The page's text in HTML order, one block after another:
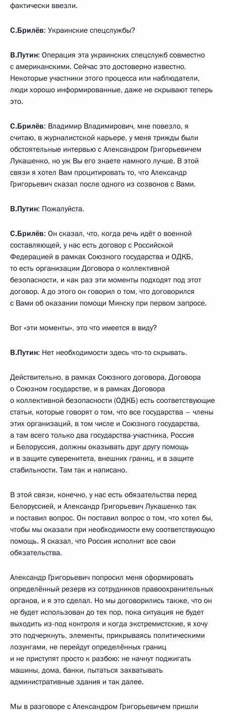
фактически ввезли.
С.Брилёв: Украинские спецслужбы?
В.Путин: Операция эта украинских спецслужб совместно
с американскими. Сейчас это достоверно известно.
Некоторые участники этого процесса или наблюдатели,
люди хорошо информированные, даже не скрывают теперь
это.
С.Брилёв: Владимир Владимирович, мне повезло, я
считаю, в журналистской карьере, у меня трижды были
обстоятельные интервью с Александром Григорьевичем
Лукашенко, но уж Вы его знаете намного лучше. В этой
связи я хотел Вам процитировать то, что Александр
Григорьевич сказал после одного из созвонов с Вами.
В.Путин: Пожалуйста.
С.Брилёв: Он сказал, что, когда речь идёт о военной
составляющей, у нас есть договор с Российской
Федерацией в рамках Союзного государства и ОДКБ,
то есть организации Договора о коллективной
безопасности, и как раз эти моменты подходят под этот
договор. А до этого он говорил о том, что договорился
с Вами об оказании помощи Минску при первом запросе.
Вот «эти моменты», это что имеется в виду?
В.Путин: Нет необходимости здесь что-то скрывать.
Действительно, в рамках Союзного договора, Договора
о Союзном государстве, и в рамках Договора
о коллективной безопасности (ОДКБ) есть соответствующие
статьи, которые говорят о том, что все государства – члены
этих организаций, в том числе и Союзного государства,
а там всего только два государства-участника, Россия
и Белоруссия, должны оказывать друг другу помощь
и в защите суверенитета, внешних границ, и в защите
стабильности. Там так и написано.
В этой связи, конечно, у нас есть обязательства перед
Белоруссией, и Александр Григорьевич Лукашенко так
и поставил вопрос. Он поставил вопрос о том, что хотел бы,
чтобы мы оказали при необходимости ему соответствующую
помощь. Я сказал, что Россия исполнит все свои
обязательства.
Александр Григорьевич попросил меня сформировать
определённый резерв из сотрудников правоохранительных
органов, и я это сделал. Но мы договорились также, что он
не будет использован до тех пор, пока ситуация не будет
выходить из-под контроля и когда экстремистские, я хочу
это подчеркнуть, элементы, прикрываясь политическими
лозунгами, не перейдут определённых границ
и не приступят просто к разбою: не начнут поджигать
машины, дома, банки, пытаться захватывать
административные здания и так далее.
Мы в разговоре с Александром Григорьевичем пришли